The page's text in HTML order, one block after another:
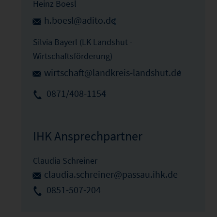
Heinz Boesl
h.boesl@adito.de
Silvia Bayerl (LK Landshut -
Wirtschaftsförderung)
wirtschaft@landkreis-landshut.de
0871/408-1154
IHK Ansprechpartner
Claudia Schreiner
claudia.schreiner@passau.ihk.de
0851-507-204